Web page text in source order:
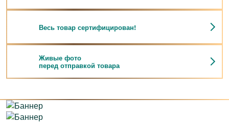
Весь товар сертифицирован!
Живые фото
перед отправкой товара